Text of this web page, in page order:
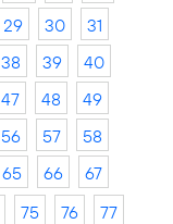
29 30
31
38 39
40
47 48
49
56 57
58
65 66
67
75 76
77